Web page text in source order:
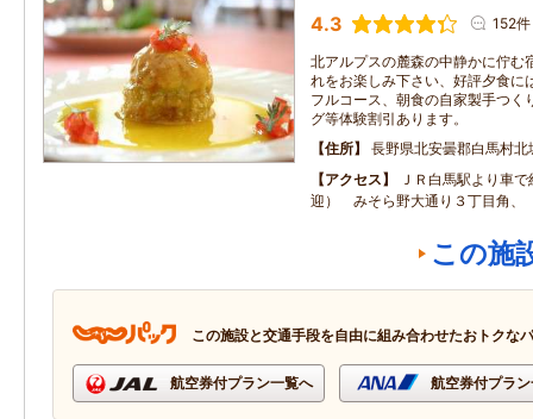
4.3 152件
北アルプスの麓森の中静かに佇む
れをお楽しみ下さい、好評夕食に
フルコース、朝食の自家製手つく
グ等体験割引あります。
住所
長野県北安曇郡白馬村
アクセス
ＪＲ白馬駅より車
迎） みそら野大通り３丁目角、
この施
この施設と交通手段を自由に組み合わせたおトクな
航空券付プラン一覧へ 航空券付プラ